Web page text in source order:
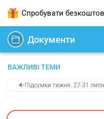
Спробувати
Документи
ВАЖЛИВІ ТЕМИ
🔉Підсумки тижня. 27-31